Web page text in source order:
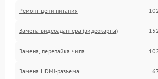
Ремонт цепи питания
Замена видеоадаптера (видеокарты)
Замена, перепайка чипа
Замена HDMI-разъема